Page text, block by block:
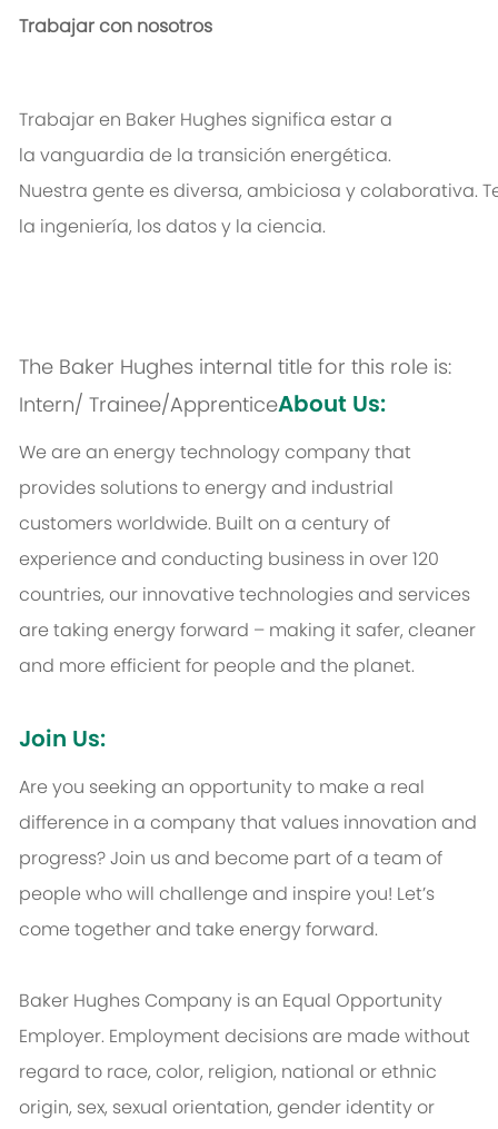
Trabajarcon nosotros
Trabajaren Baker Hughes significa estara
la vanguardia de la transición energética.
Nuestra genteesdiversa, ambiciosa ycolaborativa.
la ingeniería, losdatosy la ciencia.
The Baker Hughes internal title for this role is:
Intern/ Trainee/ApprenticeAbout Us:
We are an energy technology company that
provides solutions to energy and industrial
customers worldwide. Built on a century of
experience and conducting business in over 120
countries, our innovative technologies and services
are taking energy forward – making it safer, cleaner
and more efficient for people and the planet.
Join Us:
Are you seeking an opportunity to make a real
difference in a company that values innovation and
progress? Join us and become part of a team of
people who will challenge and inspire you! Let’s
come together and take energy forward.
Baker Hughes Company is an Equal Opportunity
Employer. Employment decisions are made without
regard to race, color, religion, national or ethnic
origin, sex, sexual orientation, gender identity or